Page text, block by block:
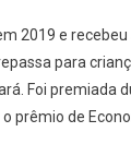
2019 e
para
Foi premiada
prêmio de